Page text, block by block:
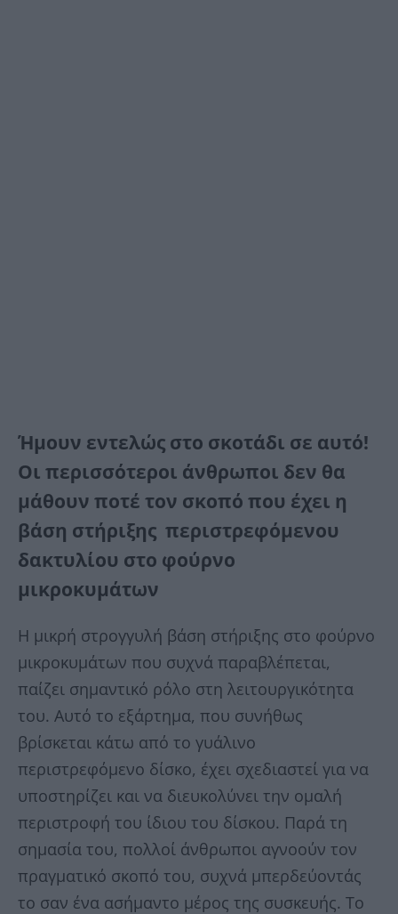
Ήμουν εντελώς στο σκοτάδι σε αυτό!
Οι περισσότεροι άνθρωποι δεν θα
μάθουν ποτέ τον σκοπό που έχει η
βάση στήριξης περιστρεφόμενου
δακτυλίου στο φούρνο
μικροκυμάτων
Η μικρή στρογγυλή βάση στήριξης στο φούρνο
μικροκυμάτων που συχνά παραβλέπεται,
παίζει σημαντικό ρόλο στη λειτουργικότητα
του. Αυτό το εξάρτημα, που συνήθως
βρίσκεται κάτω από το γυάλινο
περιστρεφόμενο δίσκο, έχει σχεδιαστεί για να
υποστηρίζει και να διευκολύνει την ομαλή
περιστροφή του ίδιου του δίσκου. Παρά τη
σημασία του, πολλοί άνθρωποι αγνοούν τον
πραγματικό σκοπό του, συχνά μπερδεύοντάς
το σαν ένα ασήμαντο μέρος της συσκευής. Το